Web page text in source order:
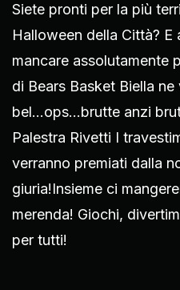
Siete pronti per la più
Halloween della Città?
mancare assolutamente
di Bears Basket Biella
bel...ops...brutte anzi
Palestra Rivetti I
verranno premiati dalla
giuria!Insieme ci
merenda! Giochi,
per tutti!